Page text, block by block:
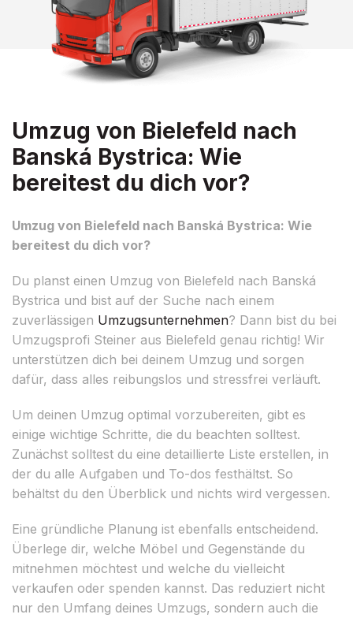
Umzug von Bielefeld nach
Banská Bystrica: Wie
bereitest du dich vor?
Umzug von Bielefeld nach Banská Bystrica: Wie
bereitest du dich vor?
Du planst einen Umzug von Bielefeld nach Banská
Bystrica und bist auf der Suche nach einem
zuverlässigen Umzugsunternehmen? Dann bist du bei
Umzugsprofi Steiner aus Bielefeld genau richtig! Wir
unterstützen dich bei deinem Umzug und sorgen
dafür, dass alles reibungslos und stressfrei verläuft.
Um deinen Umzug optimal vorzubereiten, gibt es
einige wichtige Schritte, die du beachten solltest.
Zunächst solltest du eine detaillierte Liste erstellen, in
der du alle Aufgaben und To-dos festhältst. So
behältst du den Überblick und nichts wird vergessen.
Eine gründliche Planung ist ebenfalls entscheidend.
Überlege dir, welche Möbel und Gegenstände du
mitnehmen möchtest und welche du vielleicht
verkaufen oder spenden kannst. Das reduziert nicht
nur den Umfang deines Umzugs, sondern auch die